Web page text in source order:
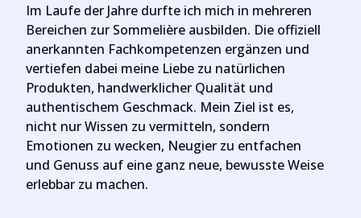
Im Laufe der Jahre durfte ich mich in mehreren
Bereichen zur Sommelière ausbilden. Die offiziell
anerkannten Fachkompetenzen ergänzen und
vertiefen dabei meine Liebe zu natürlichen
Produkten, handwerklicher Qualität und
authentischem Geschmack. Mein Ziel ist es,
nicht nur Wissen zu vermitteln, sondern
Emotionen zu wecken, Neugier zu entfachen
und Genuss auf eine ganz neue, bewusste Weise
erlebbar zu machen.